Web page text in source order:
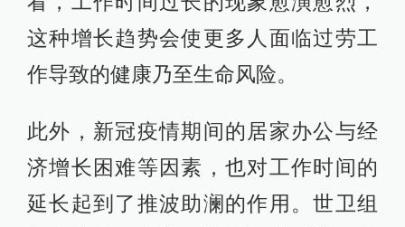
这种增长趋势会使更多人面临过劳工
作导致的健康乃至生命风险。
此外，新冠疫情期间的居家办公与经
济增长困难等因素，也对工作时间的
延长起到了推波助澜的作用。世卫组